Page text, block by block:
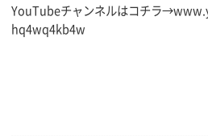
YouTubeチャンネルはコチラ→
hq4wq4kb4w